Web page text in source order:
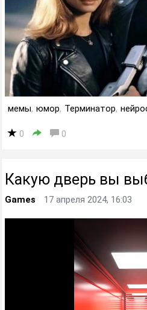
мемы, юмор, Терминатор,
0 0
Какую дверь вы
Games 17 апреля 2024, 16:03